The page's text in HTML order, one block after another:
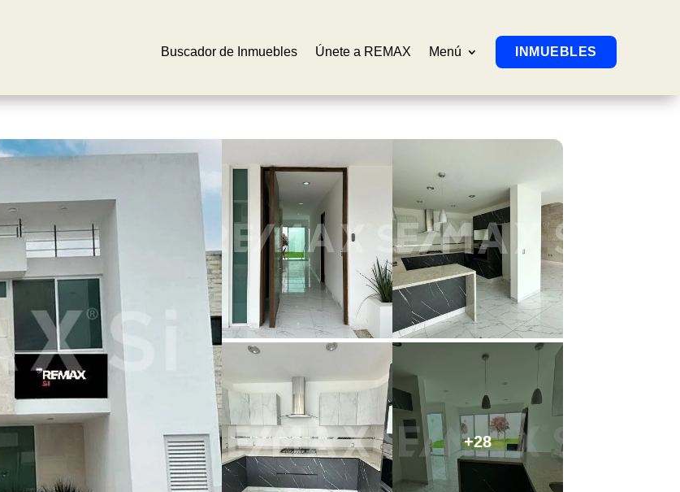
Buscador de Inmuebles Únete a REMAX Menú INMUEBLES
+28